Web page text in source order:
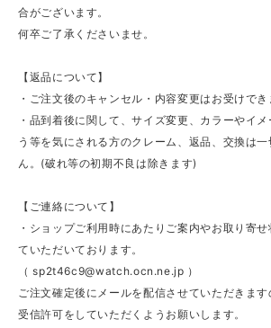
合がございます。
何卒ご了承くださいませ。
【返品について】
・ご注文後のキャンセル・内容変更はお受けでき
・品到着後に関して、サイズ変更、カラーやイ
う等を気にされる方のクレーム、返品、交換は
ん。(破れ等の初期不良は除きます)
【ご連絡について】
・ショップご利用時にあたりご案内やお取り寄
ていただいております。
（sp2t46c9@watch.ocn.ne.jp ）
ご注文確定後にメールを配信させていただきま
受信許可をしていただくようお願いします。